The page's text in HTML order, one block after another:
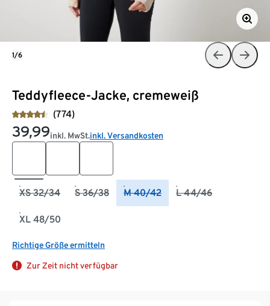
Teddyfleece-Jacke, cremeweiß
(774)
39,99inkl. MwSt.inkl. Versandkosten
XS 32/34 S 36/38 M 40/42 L 44/46
XL 48/50
Richtige Größe ermitteln
Zur Zeit nicht verfügbar
1/6